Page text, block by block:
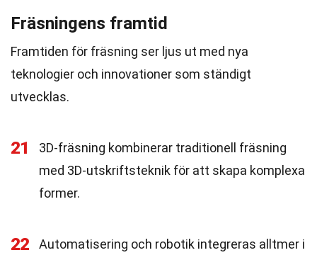
Fräsningens framtid
Framtiden för fräsning ser ljus ut med nya
teknologier och innovationer som ständigt
utvecklas.
21
3D-fräsning kombinerar traditionell fräsning
med 3D-utskriftsteknik för att skapa komplexa
former.
22
Automatisering och robotik integreras alltmer i